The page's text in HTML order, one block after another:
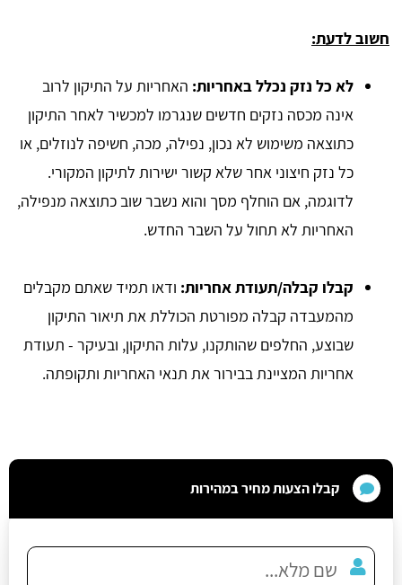
חשוב לדעת:
לא כל נזק נכלל באחריות: האחריות על התיקון לרוב
אינה מכסה נזקים חדשים שנגרמו למכשיר לאחר התיקון
כתוצאה משימוש לא נכון, נפילה, מכה, חשיפה לנוזלים, או
כל נזק חיצוני אחר שלא קשור ישירות לתיקון המקורי.
לדוגמה, אם הוחלף מסך והוא נשבר שוב כתוצאה מנפילה,
האחריות לא תחול על השבר החדש.
קבלו קבלה/תעודת אחריות: ודאו תמיד שאתם מקבלים
מהמעבדה קבלה מפורטת הכוללת את תיאור התיקון
שבוצע, החלפים שהותקנו, עלות התיקון, ובעיקר - תעודת
אחריות המציינת בבירור את תנאי האחריות ותקופתה.
קבלו הצעות מחיר במהירות